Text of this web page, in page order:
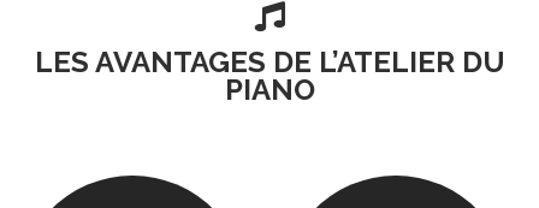

LES AVANTAGES DE L’ATELIER DU
PIANO